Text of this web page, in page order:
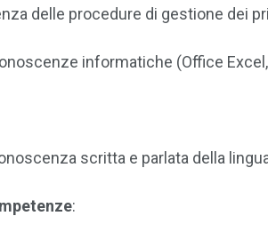
delle procedure di gestione dei
informatiche (Office
scritta e parlata della
: